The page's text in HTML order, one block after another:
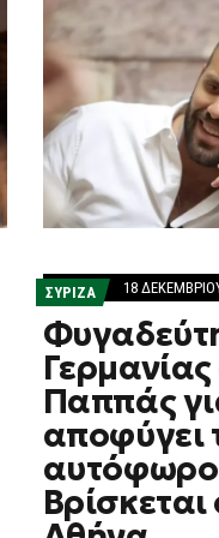
ΣΥΡΙΖΑ 18
Παππάς
αποφύγει
αυτόφωρο